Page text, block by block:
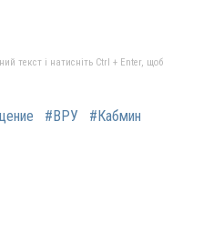
текст і натисніть Ctrl + Enter, щоб
#ВРУ
#Кабмин